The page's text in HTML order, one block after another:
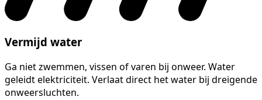
Vermijd water
Ga niet zwemmen, vissen of varen bij onweer. Water
geleidt elektriciteit. Verlaat direct het water bij dreigende
onweersluchten.